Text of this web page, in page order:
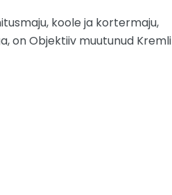
koole ja kortermaju,
on Objektiiv muutunud Kremli